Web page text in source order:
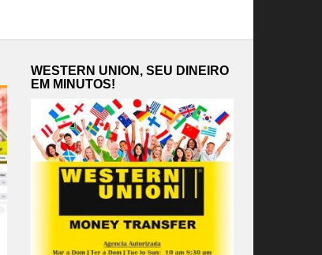
WESTERN UNION, SEU DINEIRO
EM MINUTOS!